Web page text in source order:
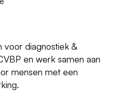
voor diagnostiek &
en werk samen aan
mensen met een